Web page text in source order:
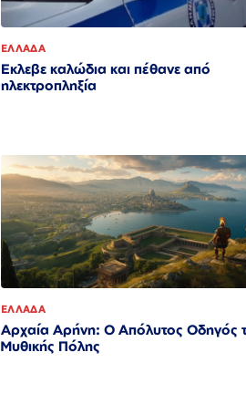
ΕΛΛΑΔΑ
Εκλεβε καλώδια και πέθανε από
ηλεκτροπληξία
ΕΛΛΑΔΑ
Αρχαία Αρήνη: Ο Απόλυτος Οδηγός
Μυθικής Πόλης